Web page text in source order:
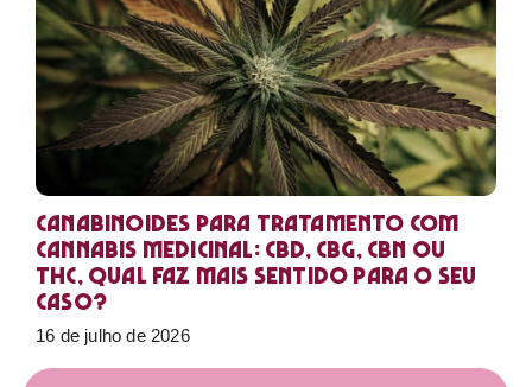
Canabinoides para tratamento com
cannabis medicinal: CBD, CBG, CBN ou
THC, qual faz mais sentido para o seu
caso?
16 de julho de 2026